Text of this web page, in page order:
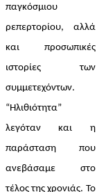
παγκόσμιου
ρεπερτορίου, αλλά
και προσωπικές
ιστορίες των
συμμετεχόντων.
“Ηλιθιότητα”
λεγόταν και η
παράσταση που
ανεβάσαμε στο
τέλος της χρονιάς. Το